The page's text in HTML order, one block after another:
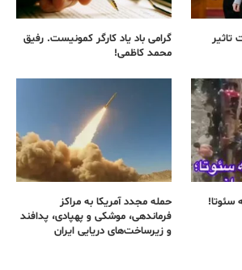
گرامی باد یاد کارگر کمونیست. رفیق
محمد کاظمی!
سئوتا!
حمله مجدد آمریکا به مراکز
فرماندهی، موشکی و پهپادی، پدافند
و زیرساخت‌های دریایی ایران